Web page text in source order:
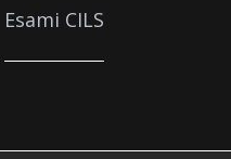
Esami CILS